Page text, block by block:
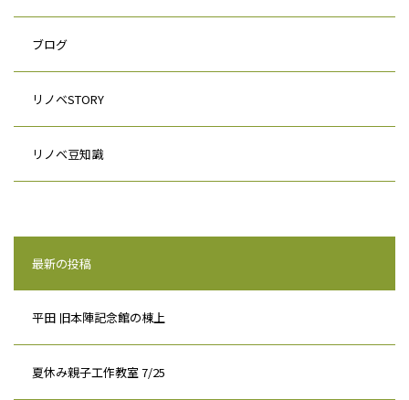
ブログ
リノベSTORY
リノベ豆知識
最新の投稿
平田 旧本陣記念館の棟上
夏休み親子工作教室 7/25